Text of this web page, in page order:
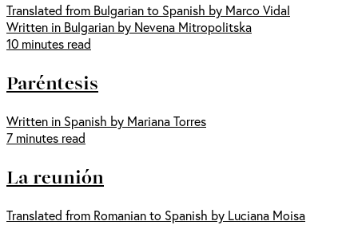
Translated from Bulgarian to Spanish by Marco Vidal
Written in Bulgarian by Nevena Mitropolitska
10 minutes read
Paréntesis
Written in Spanish by Mariana Torres
7 minutes read
La reunión
Translated from Romanian to Spanish by Luciana Moisa